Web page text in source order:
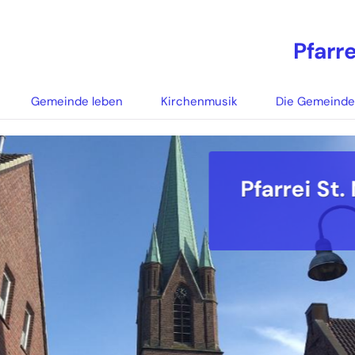
Gemeinde leben Kirchenmusik Die
Pfarrei